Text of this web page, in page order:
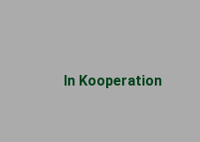
In Kooperation